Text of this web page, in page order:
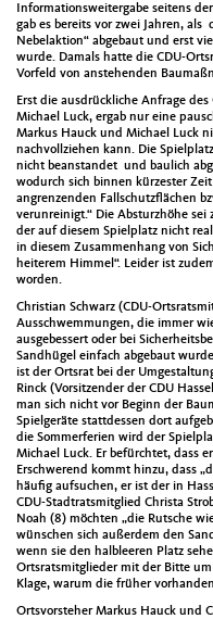
Informationsweitergabe seitens
gab es bereits vor zwei Jahren,
Nebelaktion“ abgebaut und erst
wurde. Damals hatte die CDU-
Vorfeld von anstehenden
Erst die ausdrückliche Anfrage
Michael Luck, ergab nur eine
Markus Hauck und Michael Luck
nachvollziehen kann. Die
nicht beanstandet und baulich
wodurch sich binnen kürzester
angrenzenden Fallschutzflächen
verunreinigt.“ Die Absturzhöhe
der auf diesem Spielplatz nicht
in diesem Zusammenhang von
heiterem Himmel“. Leider ist
worden.
Christian Schwarz (CDU-
Ausschwemmungen, die immer
ausgebessert oder bei
Sandhügel einfach abgebaut
ist der Ortsrat bei der
Rinck (Vorsitzender der CDU
man sich nicht vor Beginn der
Spielgeräte stattdessen dort
die Sommerferien wird der
Michael Luck. Er befürchtet, dass
Erschwerend kommt hinzu, dass
häufig aufsuchen, er ist der in
CDU-Stadtratsmitglied Christa
Noah (8) möchten „die Rutsche
wünschen sich außerdem den
wenn sie den halbleeren Platz
Ortsratsmitglieder mit der Bitte
Klage, warum die früher
Ortsvorsteher Markus Hauck und